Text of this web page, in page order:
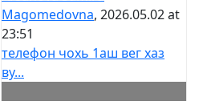
Magomedovna, 2026.05.02 at
23:51
телефон чохь 1аш вег хаз
ву...